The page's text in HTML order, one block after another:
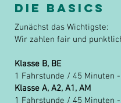
DIE BASICS
Zunächst das Wichtigste:
Wir zahlen fair und
Klasse B, BE
1 Fahrstunde / 45 Minuten
Klasse A, A2, A1, AM
1 Fahrstunde / 45 Minuten